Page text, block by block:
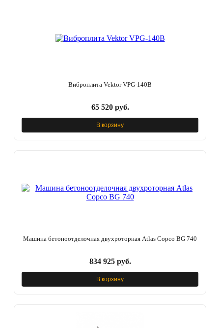
Виброплита Vektor VPG-140B
65 520 руб.
В корзину
Машина бетоноотделочная двухроторная Atlas Copco BG 740
834 925 руб.
В корзину